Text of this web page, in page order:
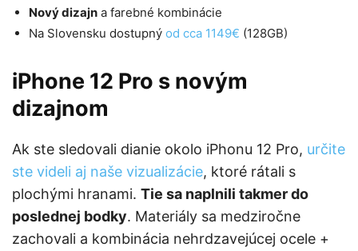
Nový dizajn a farebné kombinácie
Na Slovensku dostupný od cca 1149€ (128GB)
iPhone 12 Pro s novým
dizajnom
Ak ste sledovali dianie okolo iPhonu 12 Pro, určite
ste videli aj naše vizualizácie, ktoré rátali s
plochými hranami. Tie sa naplnili takmer do
poslednej bodky. Materiály sa medziročne
zachovali a kombinácia nehrdzavejúcej ocele +